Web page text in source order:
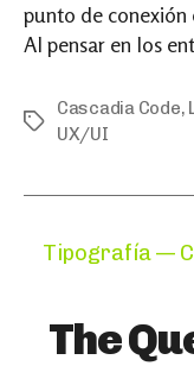
punto de conexión
Al pensar en los
Tags
Cascadia Code,
UX/UI
Tipografía —
The